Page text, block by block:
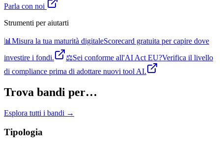
Parla con noi
Strumenti per aiutarti
📊 Misura la tua maturità digitaleScorecard gratuita per capire dove
investire i fondi.
⚖️Sei conforme all'AI Act EU?Verifica il livello
di compliance prima di adottare nuovi tool AI.
Trova bandi per…
Esplora tutti i bandi →
Tipologia